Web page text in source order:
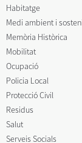
Habitatge
Medi ambient i
Memòria Històrica
Mobilitat
Ocupació
Policia Local
Protecció Civil
Residus
Salut
Serveis Socials